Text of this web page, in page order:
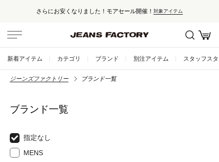
さらにお安くなりました！モアセール開催！ 対象アイテム
新着アイテム カテゴリ ブランド 別注アイテム スタッフス
ジーンズファクトリー ブランド一覧
ブランド一覧
指定なし
MENS